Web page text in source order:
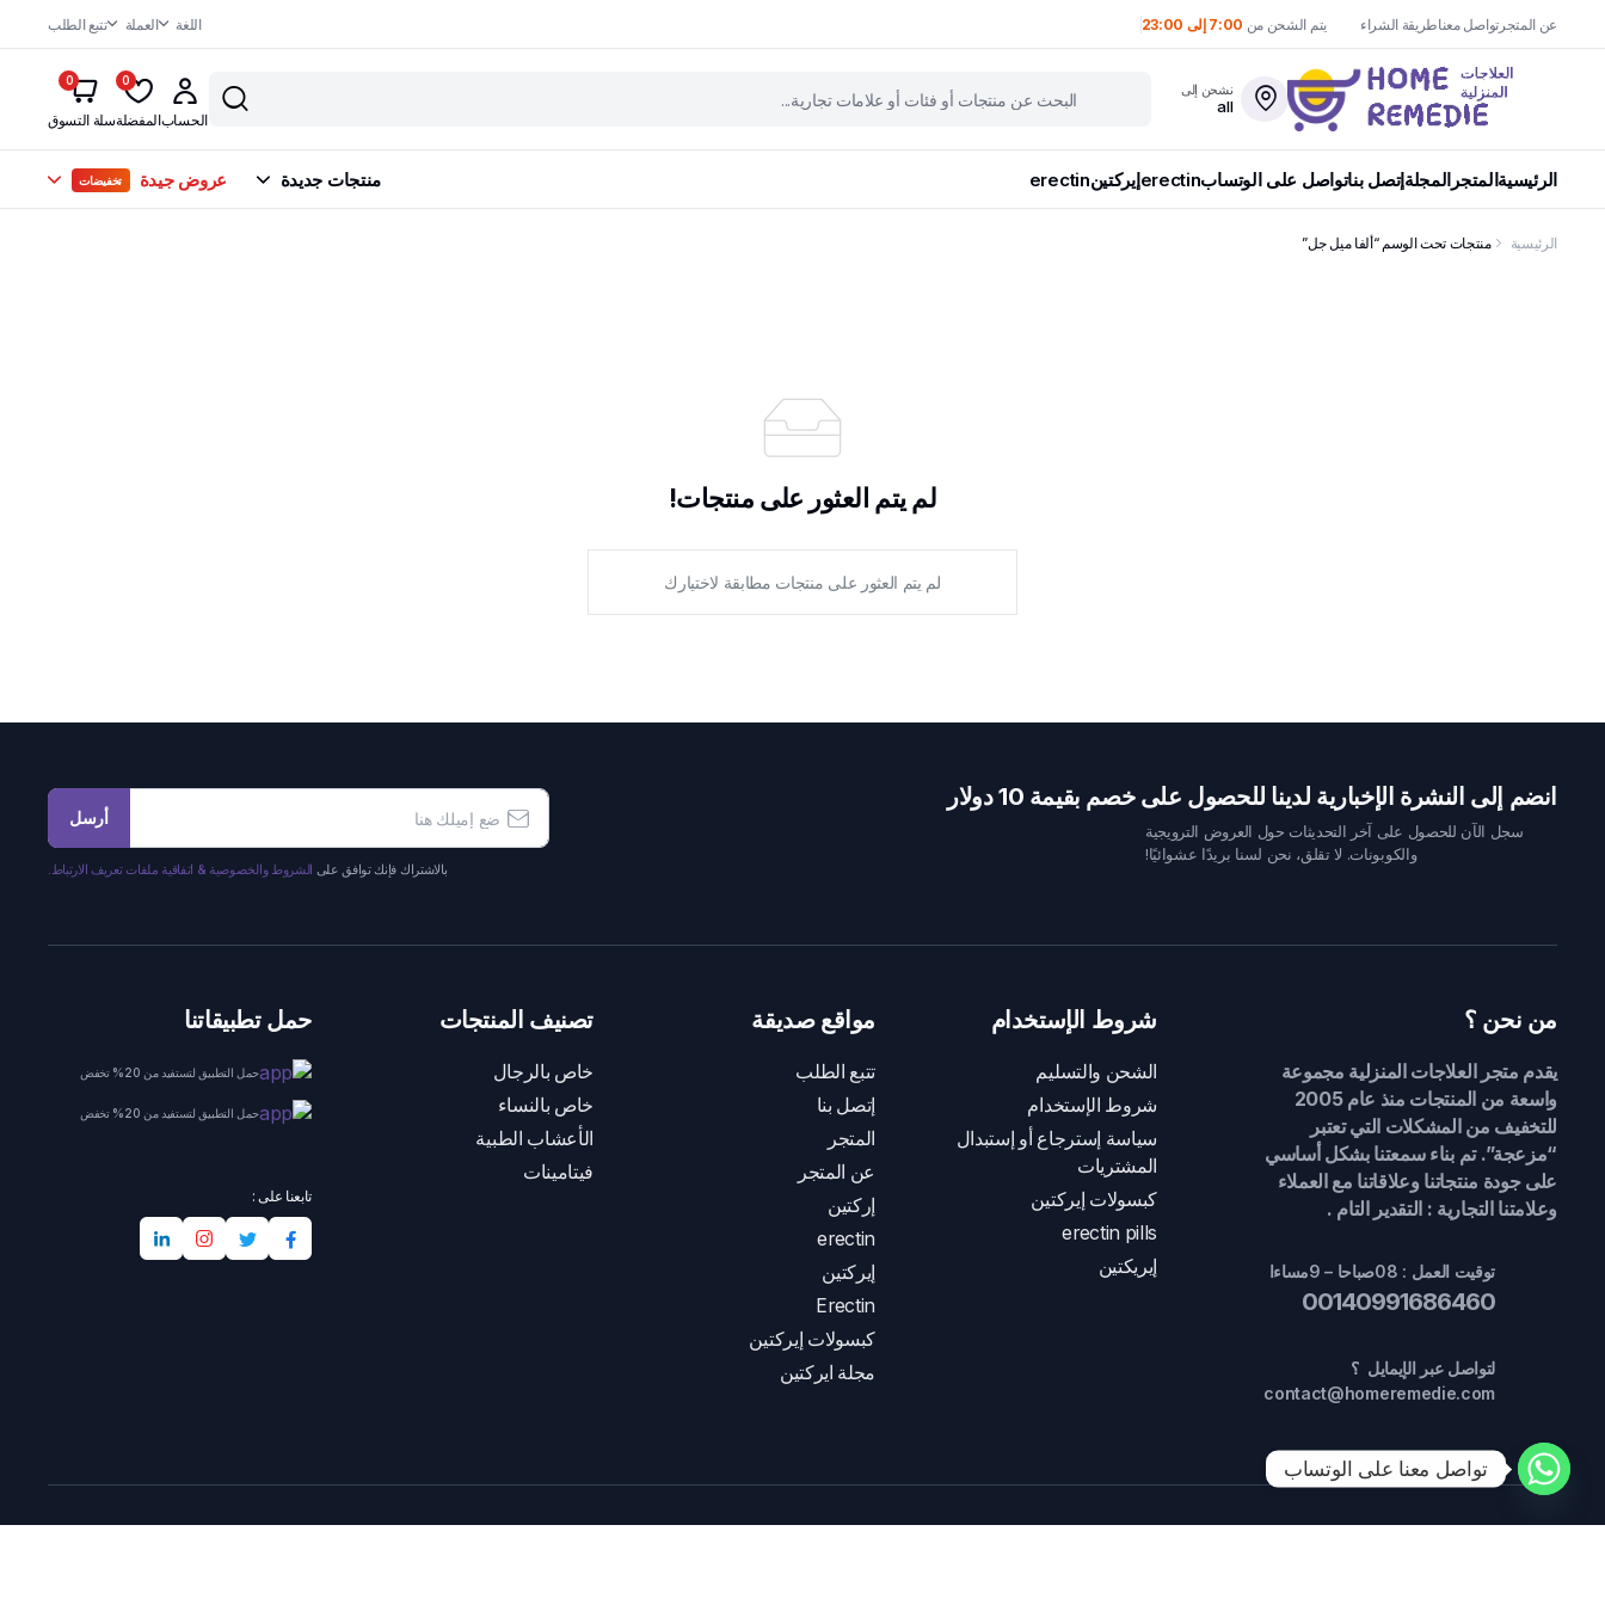
عن المتجرتواصل معناطريقة الشراء يتم الشحن من 7:00 إلى 23:00 اللغة العملة تتبع الطلب
نشحن إلى
all
الحساب
0
المفضلة
0
سلة التسوق
الرئيسيةالمتجر المجلةإتصل بناتواصل على الوتسابerectinإيركتينerectin منتجات جديدة عروض جيدة تخفيضات
الرئيسية منتجات تحت الوسم “ألفا ميل جل”
لم يتم العثور على منتجات!
لم يتم العثور على منتجات مطابقة لاختيارك
انضم إلى النشرة الإخبارية لدينا للحصول على خصم بقيمة 10 دولار
سجل الآن للحصول على آخر التحديثات حول العروض الترويجية
والكوبونات. لا تقلق، نحن لسنا بريدًا عشوائيًا!
أرسل
بالاشتراك فإنك توافق على الشروط والخصوصية & اتفاقية ملفات تعريف الارتباط.
من نحن ؟
يقدم متجر العلاجات المنزلية مجموعة
واسعة من المنتجات منذ عام 2005
للتخفيف من المشكلات التي تعتبر
“مزعجة”. تم بناء سمعتنا بشكل أساسي
على جودة منتجاتنا وعلاقاتنا مع العملاء
وعلامتنا التجارية : التقدير التام .
توقيت العمل : 08صباحا – 9مساءا
00140991686460
لتواصل عبر الإيمايل ؟
contact@homeremedie.com
شروط الإستخدام
الشحن والتسليم
شروط الإستخدام
سياسة إسترجاع أو إستبدال
المشتريات
كبسولات إيركتين
erectin pills
إيريكتين
مواقع صديقة
تتبع الطلب
إتصل بنا
المتجر
عن المتجر
إركتين
erectin
إيركتين
Erectin
كبسولات إيركتين
مجلة ايركتين
تصنيف المنتجات
خاص بالرجال
خاص بالنساء
الأعشاب الطبية
فيتامينات
حمل تطبيقاتنا
حمل التطبيق لتستفيد من 20% تخفض
حمل التطبيق لتستفيد من 20% تخفض
تابعنا على :
تواصل معنا على الوتساب